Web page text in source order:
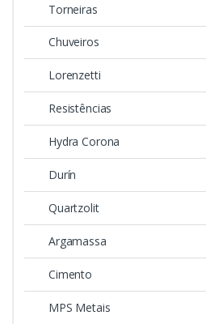
Torneiras
Chuveiros
Lorenzetti
Resistências
Hydra Corona
Durín
Quartzolit
Argamassa
Cimento
MPS Metais